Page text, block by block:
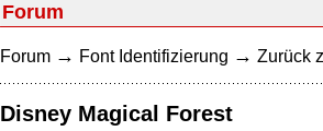
Forum
Forum → Font Identifizierung → Zurück
Disney Magical Forest